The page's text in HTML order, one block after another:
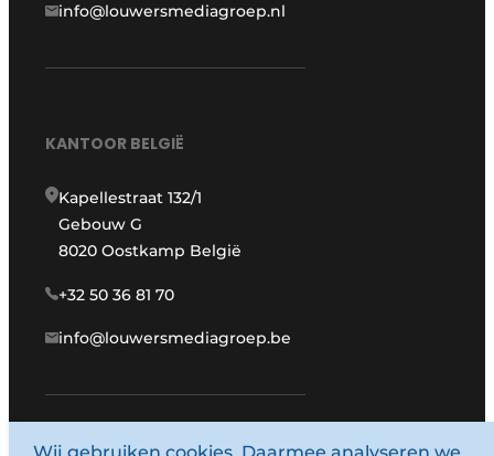
info@louwersmediagroep.nl
KANTOOR BELGIË
Kapellestraat 132/1
Gebouw G
8020 Oostkamp België
+32 50 36 81 70
info@louwersmediagroep.be
www.louwersmediagroep.com